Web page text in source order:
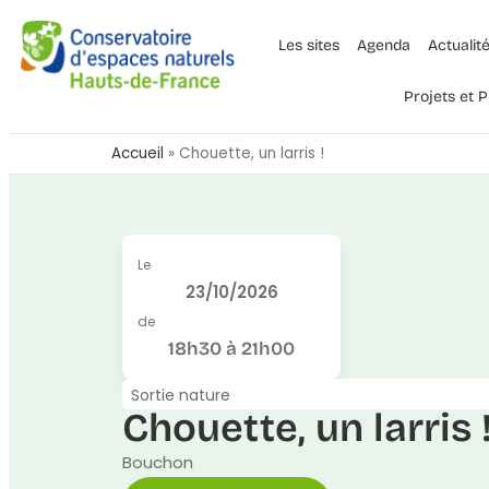
Les sites Agenda
Projets et
Accueil » Chouette, un larris !
Le
23/10/2026
de
18h30 à 21h00
Sortie nature
Chouette, un larris !
Bouchon